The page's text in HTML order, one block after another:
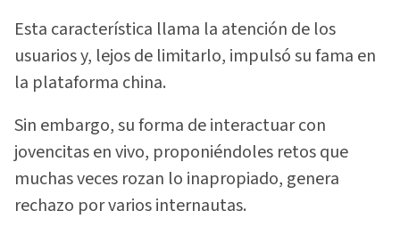
Esta característica llama la atención de los
usuarios y, lejos de limitarlo, impulsó su fama en
la plataforma china.
Sin embargo, su forma de interactuar con
jovencitas en vivo, proponiéndoles retos que
muchas veces rozan lo inapropiado, genera
rechazo por varios internautas.